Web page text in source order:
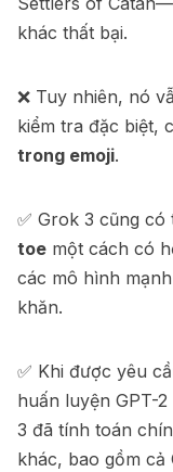
khác thất bại.
❌ Tuy nhiên, nó
kiểm tra đặc biệt,
trong emoji.
✅ Grok 3 cũng có
toe một cách có
các mô hình
khăn.
✅ Khi được yêu
huấn luyện GPT-
3 đã tính toán
khác, bao gồm cả